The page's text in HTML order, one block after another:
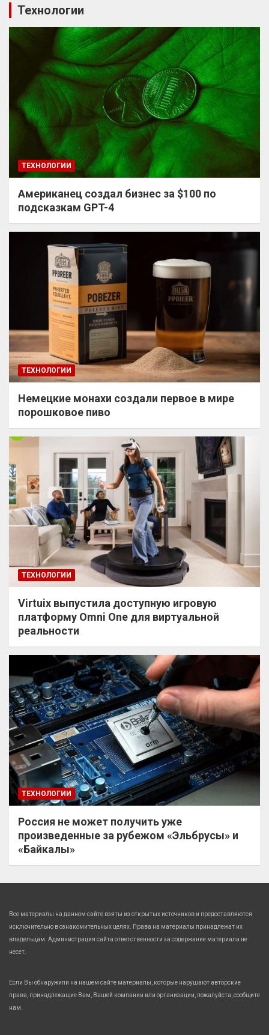
Технологии
ТЕХНОЛОГИИ
Американец создал бизнес за $100 по
подсказкам GPT-4
ТЕХНОЛОГИИ
Немецкие монахи создали первое в мире
порошковое пиво
ТЕХНОЛОГИИ
Virtuix выпустила доступную игровую
платформу Omni One для виртуальной
реальности
ТЕХНОЛОГИИ
Россия не может получить уже
произведенные за рубежом «Эльбрусы» и
«Байкалы»
Все материалы на данном сайте взяты из открытых источников и предоставляются
исключительно в ознакомительных целях. Права на материалы принадлежат их
владельцам. Администрация сайта ответственности за содержание материала не
несет.
Если Вы обнаружили на нашем сайте материалы, которые нарушают авторские
права, принадлежащие Вам, Вашей компании или организации, пожалуйста, сообщите
нам.